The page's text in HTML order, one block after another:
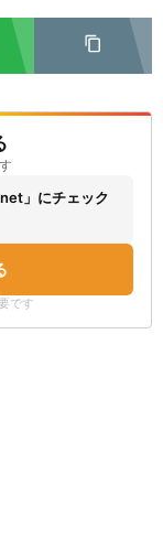
」にチェック
です